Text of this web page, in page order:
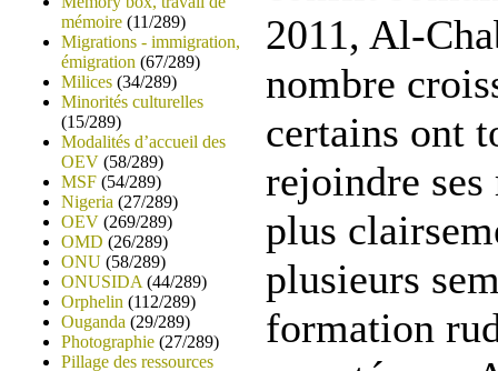
mémoire (11/289)
Migrations - immigration,
émigration (67/289)
Milices (34/289)
Minorités culturelles
(15/289)
Modalités d’accueil des
OEV (58/289)
MSF (54/289)
Nigeria (27/289)
OEV (269/289)
OMD (26/289)
ONU (58/289)
ONUSIDA (44/289)
Orphelin (112/289)
Ouganda (29/289)
Photographie (27/289)
Pillage des ressources
2011, Al-
nombre
certains ont
rejoindre ses
plus
plusieurs
formation